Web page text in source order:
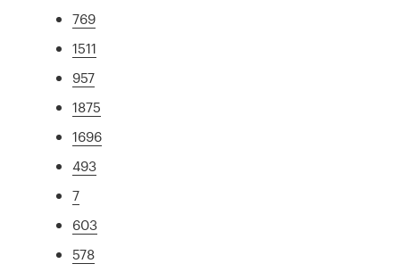
769
1511
957
1875
1696
493
7
603
578